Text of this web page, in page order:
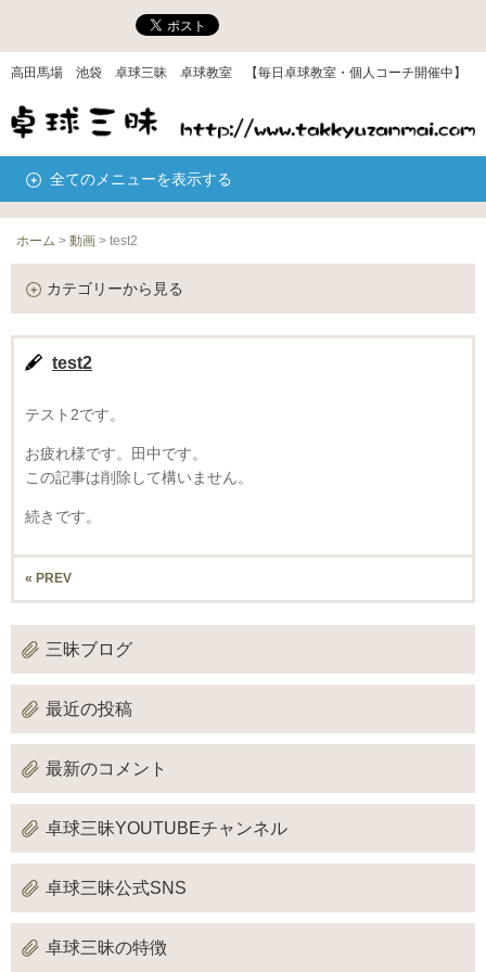
高田馬場 池袋 卓球三昧 卓球教室 【毎日卓球教室・個人コーチ開催中】
全てのメニューを表示する
ホーム > 動画 > test2
カテゴリーから見る
test2
テスト2です。
お疲れ様です。田中です。
この記事は削除して構いません。
続きです。
« PREV
三昧ブログ
最近の投稿
最新のコメント
卓球三昧YOUTUBEチャンネル
卓球三昧公式SNS
卓球三昧の特徴